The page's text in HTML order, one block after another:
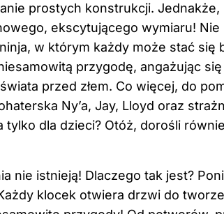
prostych konstrukcji.
ekscytującego wymiaru! Nie
w którym każdy może stać się
przygodę, angażując
przed złem. Co więcej, do
Ny’a, Jay, Lloyd oraz
tylko dla dzieci? Otóż, dorośli
nie istnieją! Dlaczego tak jest?
klocek otwiera drzwi do